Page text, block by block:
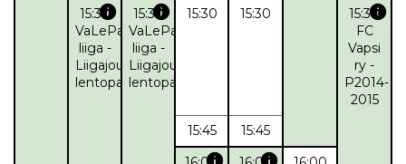
15:30info
VaLePa
liiga -
Liigajoukkue
lentopallo
15:30info
VaLePa
liiga -
Liigajoukkue
lentopallo
15:30 15:30 15:30info
FC
Vapsi
ry -
P2014-
2015
15:45
15:45